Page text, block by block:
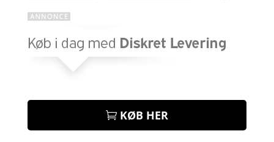
KØB HER